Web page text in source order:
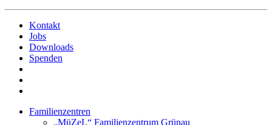
Kontakt
Jobs
Downloads
Spenden
Familienzentren
„MüZeL“ Familienzentrum Grünau